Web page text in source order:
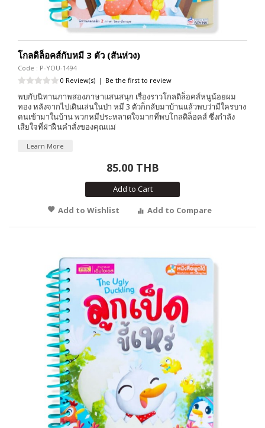
โกลดิล็อคส์กับหมี 3 ตัว (สันห่วง)
Code : P-YOU-1494
0 Review(s) | Be the first to review
พบกับนิทานภาพสองภาษาแสนสนุก เรื่องราวโกลดิล็อคส์หนูน้อยผม
ทอง หลังจากไปเดินเล่นในป่า หมี 3 ตัวก็กลับมาบ้านแล้วพบว่ามีใครบาง
คนเข้ามาในบ้าน พวกหมีประหลาดใจมากที่พบโกลดิล็อคส์ ซึ่งกำลัง
เสียใจที่ฝ่าฝืนคำสั่งของคุณแม่
Learn More
85.00 THB
Add to Cart
Add to Wishlist
Add to Compare